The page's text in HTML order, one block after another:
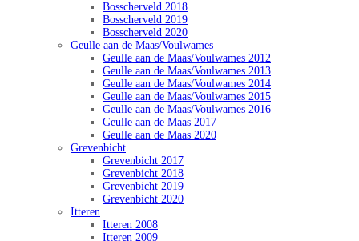
Bosscherveld 2018
Bosscherveld 2019
Bosscherveld 2020
Geulle aan de Maas/Voulwames
Geulle aan de Maas/Voulwames 2012
Geulle aan de Maas/Voulwames 2013
Geulle aan de Maas/Voulwames 2014
Geulle aan de Maas/Voulwames 2015
Geulle aan de Maas/Voulwames 2016
Geulle aan de Maas 2017
Geulle aan de Maas 2020
Grevenbicht
Grevenbicht 2017
Grevenbicht 2018
Grevenbicht 2019
Grevenbicht 2020
Itteren
Itteren 2008
Itteren 2009